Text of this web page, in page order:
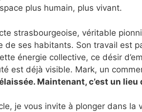
plus humain, plus vivant.
strasbourgeoise, véritable
de ses habitants. Son travail est
énergie collective, ce désir
est déjà visible. Mark, un
Maintenant, c’est un lieu
je vous invite à plonger dans